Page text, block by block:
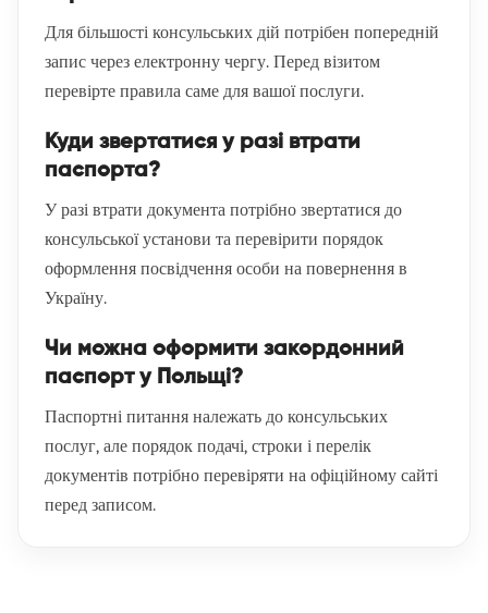
Для більшості консульських дій потрібен попередній
запис через електронну чергу. Перед візитом
перевірте правила саме для вашої послуги.
Куди звертатися у разі втрати
паспорта?
У разі втрати документа потрібно звертатися до
консульської установи та перевірити порядок
оформлення посвідчення особи на повернення в
Україну.
Чи можна оформити закордонний
паспорт у Польщі?
Паспортні питання належать до консульських
послуг, але порядок подачі, строки і перелік
документів потрібно перевіряти на офіційному сайті
перед записом.